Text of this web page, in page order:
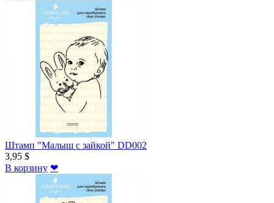
Штамп "Малыш с зайкой" DD002
3,95 $
В корзину ❤